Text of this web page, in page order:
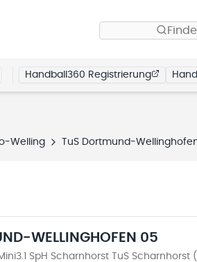
Handball360 Registrierung
Welling TuS Dortmund-
WELLINGHOFEN 05
SpH Scharnhorst TuS